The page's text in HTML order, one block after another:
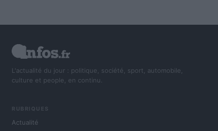
L'actualité du jour : politique, société, sport, automobile,
culture et people, en continu.
RUBRIQUES
Actualité